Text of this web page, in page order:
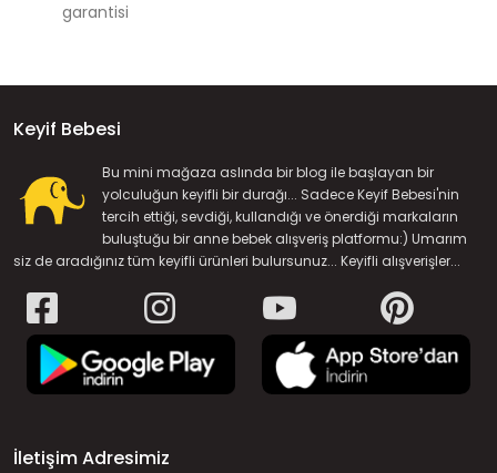
garantisi
Keyif Bebesi
Bu mini mağaza aslında bir blog ile başlayan bir
yolculuğun keyifli bir durağı... Sadece Keyif Bebesi'nin
tercih ettiği, sevdiği, kullandığı ve önerdiği markaların
buluştuğu bir anne bebek alışveriş platformu:) Umarım
siz de aradığınız tüm keyifli ürünleri bulursunuz... Keyifli alışverişler...
İletişim Adresimiz